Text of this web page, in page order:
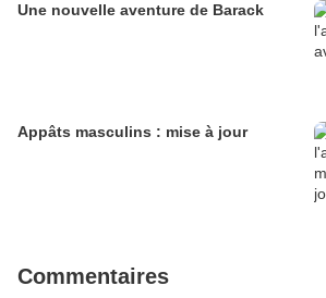
Une nouvelle aventure de Barack
Appâts masculins : mise à jour
Commentaires